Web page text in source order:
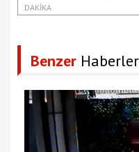
DAKIKA
Benzer Haberler